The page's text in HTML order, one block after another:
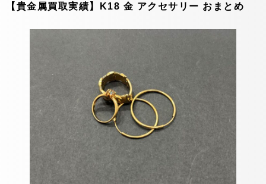
【貴金属買取実績】K18 金 アクセサリー おまとめ